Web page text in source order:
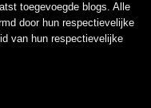
toegevoegde blogs. Alle
door hun respectievelijke
van hun respectievelijke